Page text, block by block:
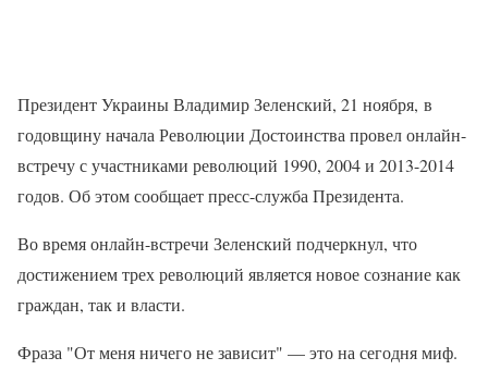
Президент Украины Владимир Зеленский, 21 ноября, в
годовщину начала Революции Достоинства провел онлайн-
встречу с участниками революций 1990, 2004 и 2013-2014
годов. Об этом сообщает пресс-служба Президента.
Во время онлайн-встречи Зеленский подчеркнул, что
достижением трех революций является новое сознание как
граждан, так и власти.
Фраза "От меня ничего не зависит" — это на сегодня миф.